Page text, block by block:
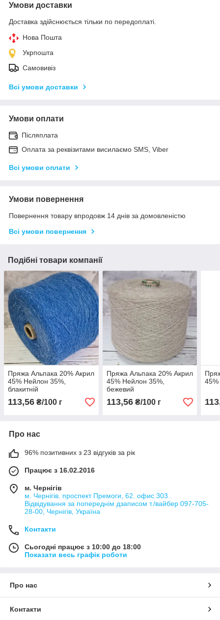
Умови доставки
Доставка здійснюється тільки по передоплаті.
Нова Пошта
Укрпошта
Самовивіз
Всі умови доставки
Умови оплати
Післяплата
Оплата за реквізитами висилаємо SMS, Viber
Всі умови оплати
Умови повернення
Повернення товару впродовж 14 днів за домовленістю
Всі умови повернення
Подібні товари компанії
Пряжа Альпака 20% Акрил
45% Нейлон 35%,
блакитній
113,56 ₴/100 г
Пряжа Альпака 20% Акрил
45% Нейлон 35%,
бежевий
113,56₴/100 г
Про нас
96% позитивних з 23 відгуків за рік
Працює з 16.02.2016
м. Чернігів
м. Чернігів. проспект Премоги, 62. офис 303 .
Відвідування за попереднім дзаписом т./вайбер 097-705-
28-00, Чернігів, Україна
Контакти
Сьогодні працює з 10:00 до 18:00
Показати весь графік роботи
Про нас
Контакти